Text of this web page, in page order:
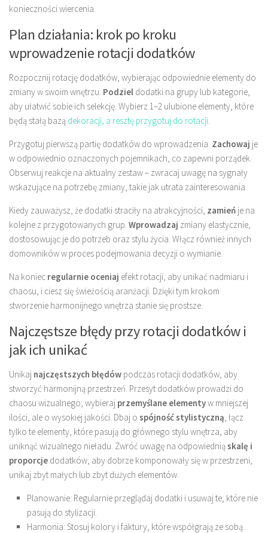
konieczności wiercenia.
Plan działania: krok po kroku
wprowadzenie rotacji dodatków
Rozpocznij rotację dodatków, wybierając odpowiednie elementy do
zmiany w swoim wnętrzu. Podziel dodatki na grupy lub kategorie,
aby ułatwić sobie ich selekcję. Wybierz 1–2 ulubione elementy, które
będą stałą bazą dekoracji, a resztę przygotuj do rotacji
Przygotuj pierwszą partię dodatków do wprowadzenia. Zachowaj je
w odpowiednio oznaczonych pojemnikach, co zapewni porządek.
Obserwuj reakcje na aktualny zestaw – zwracaj uwagę na sygnały
wskazujące na potrzebę zmiany, takie jak utrata zainteresowania.
Kiedy zauważysz, że dodatki straciły na atrakcyjności, zamień je na
kolejne z przygotowanych grup. Wprowadzaj zmiany elastycznie,
dostosowując je do potrzeb oraz stylu życia. Włącz również innych
domowników w proces podejmowania decyzji o wymianie.
Na koniec regularnie oceniaj efekt rotacji, aby unikać nadmiaru i
chaosu, i ciesz się świeżością aranżacji. Dzięki tym krokom
stworzenie harmonijnego wnętrza stanie się prostsze.
Najczęstsze błędy przy rotacji dodatków i
jak ich unikać
Unikaj najczęstszych błędów podczas rotacji dodatków, aby
stworzyć harmonijną przestrzeń. Przesyt dodatków prowadzi do
chaosu wizualnego; wybieraj przemyślane elementyw mniejszej
ilości, ale o wysokiej jakości. Dbaj o spójność stylistyczną , łącz
tylko te elementy, które pasują do głównego stylu wnętrza, aby
uniknąć wizualnego nieładu. Zwróć uwagę na odpowiedniąskalę i
proporcje dodatków, aby dobrze komponowały się w przestrzeni,
unikaj zbyt małych lub zbyt dużych elementów.
Planowanie: Regularnie przeglądaj dodatki i usuwaj te, które nie
pasują do stylizacji.
Harmonia: Stosuj kolory i faktury, które współgrają ze sobą.